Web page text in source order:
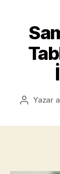
Yazının
Yazar